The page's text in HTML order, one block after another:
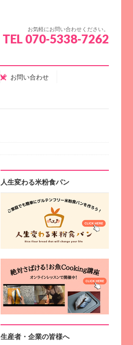
お気軽にお問い合わせください。
TEL 070-5338-7262
お問い合わせ
人生変わる米粉食パン
生産者・企業の皆様へ